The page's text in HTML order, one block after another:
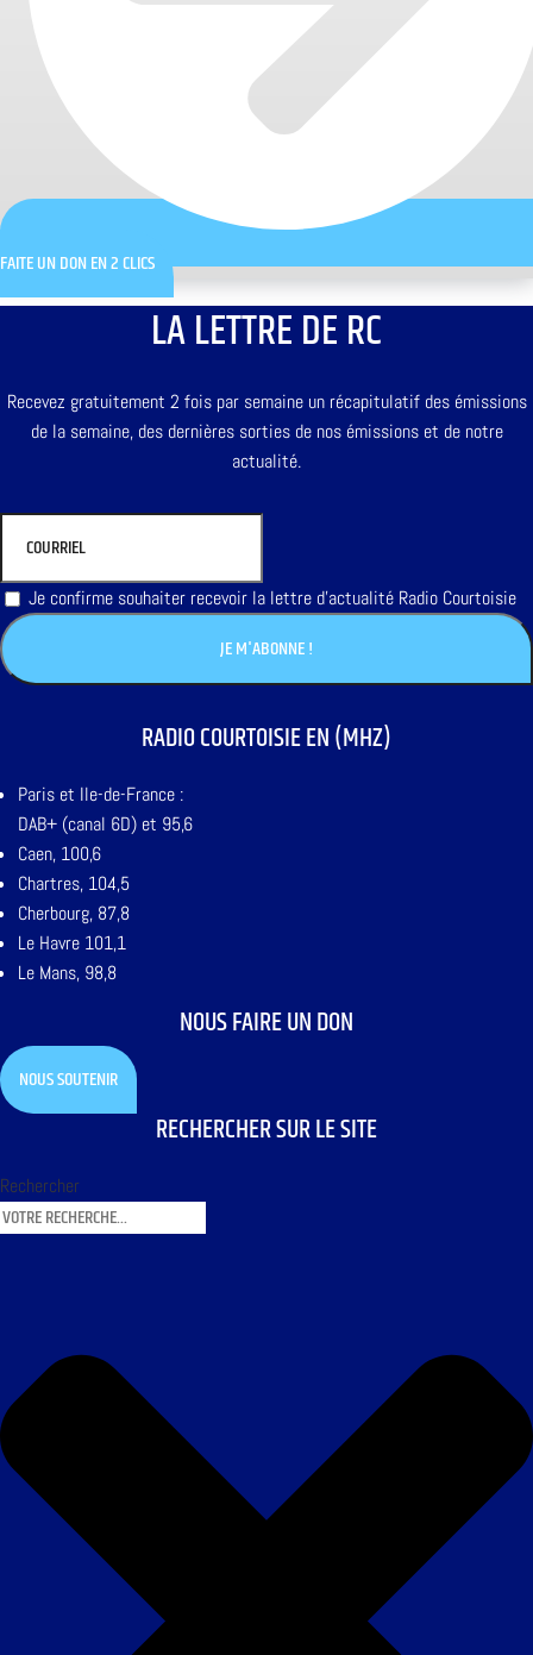
FAITE UN DON EN 2 CLICS
LA LETTRE DE RC
Recevez gratuitement 2 fois par semaine un récapitulatif des émissions
de la semaine, des dernières sorties de nos émissions et de notre
actualité.
Je confirme souhaiter recevoir la lettre d'actualité Radio Courtoisie
RADIO COURTOISIE EN (MHZ)
Paris et Ile-de-France :
DAB+ (canal 6D) et 95,6
Caen, 100,6
Chartres, 104,5
Cherbourg, 87,8
Le Havre 101,1
Le Mans, 98,8
NOUS FAIRE UN DON
NOUS SOUTENIR
RECHERCHER SUR LE SITE
Rechercher